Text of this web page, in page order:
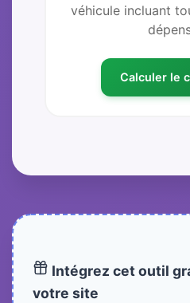
véhicule incluant
Calculer le
Intégrez cet outil
votre site